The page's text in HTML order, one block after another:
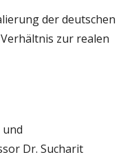
der deutschen
zur realen
Dr. Sucharit